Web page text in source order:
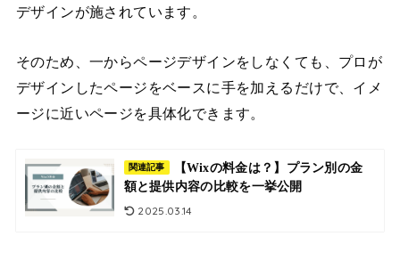
デザインが施されています。
そのため、一からページデザインをしなくても、プロが
デザインしたページをベースに手を加えるだけで、イメ
ージに近いページを具体化できます。
関連記事
【Wixの料金は？】プラン別の金
額と提供内容の比較を一挙公開
2025.03.14